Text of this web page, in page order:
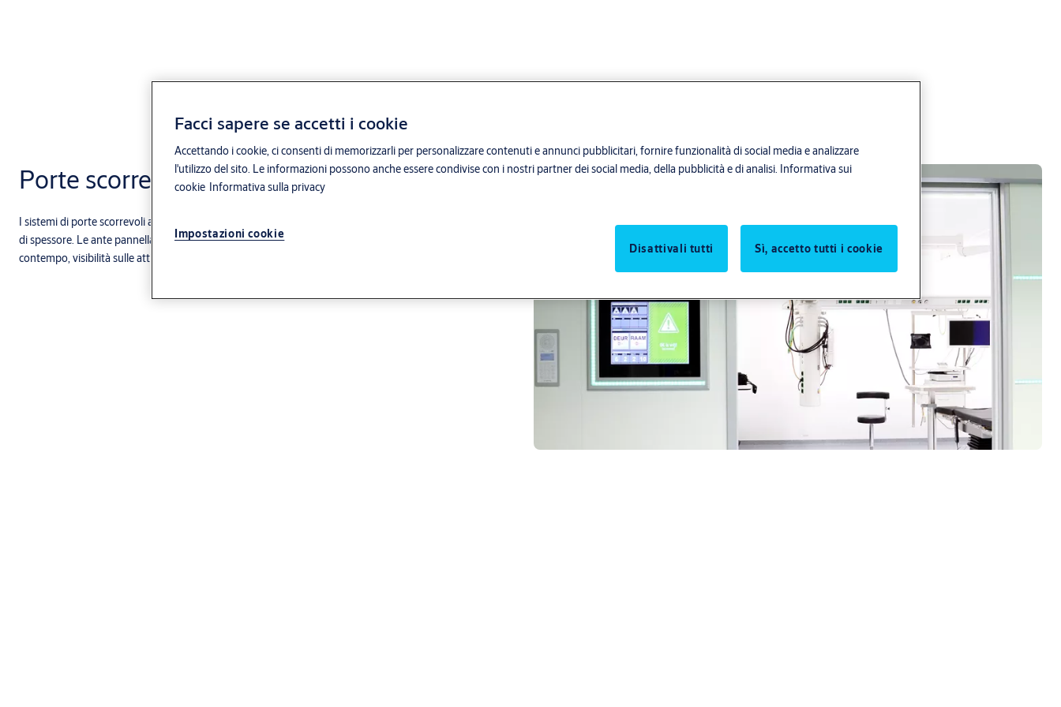
Porte scorrevoli anti radiazioni
I sistemi di porte scorrevoli antiradiazioni sono dotati di vetri speciali o di lamine in piombo fino a 3 mm
di spessore. Le ante pannellate possono essere fornite di visive con vetri speciali per garantire, al
contempo, visibilità sulle attività in corso, sicurezza ed efficienza.
Facci sapere se accetti i cookie
Accettando i cookie, ci consenti di memorizzarli per personalizzare contenuti e annunci pubblicitari, fornire funzionalità di social media e analizzare
l'utilizzo del sito. Le informazioni possono anche essere condivise con i nostri partner dei social media, della pubblicità e di analisi. Informativa sui
cookie Informativa sulla privacy
Impostazioni cookie
Disattivali tutti
Sì, accetto tutti i cookie